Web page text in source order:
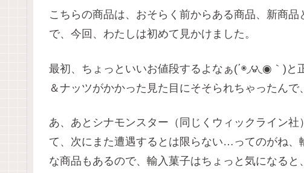
こちらの商品は、おそらく前からある商品、新商
で、今回、わたしは初めて見かけました。
最初、ちょっといいお値段するよなぁ(΄◉◞౪◟◉｀)
＆ナッツがかかった見た目にそそられちゃったんで
あ、あとシナモンスター（同じくウィックライン
て、次にまた遭遇するとは限らない…ってのがね
な商品もあるので、輸入菓子はちょっと気になる